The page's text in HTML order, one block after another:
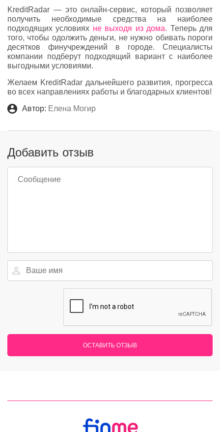
KreditRadar — это онлайн-сервис, который позволяет
получить необходимые средства на наиболее
подходящих условиях не выходя из дома. Теперь для
того, чтобы одолжить деньги, не нужно обивать пороги
десятков финучреждений в городе. Специалисты
компании подберут подходящий вариант с наиболее
выгодными условиями.
Желаем KreditRadar дальнейшего развития, прогресса
во всех направлениях работы и благодарных клиентов!
Автор: Елена Могир
Добавить отзыв
ОСТАВИТЬ ОТЗЫВ